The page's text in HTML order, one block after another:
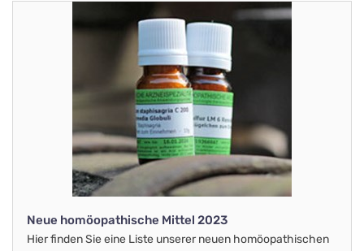
Neue homöopathische Mittel 2023
Hier finden Sie eine Liste unserer neuen homöopathischen